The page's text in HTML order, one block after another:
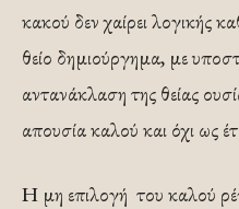
κακού δεν χαίρει λογικής
θείο δημιούργημα, με
αντανάκλαση της θείας
απουσία καλού και όχι ως
Η μη επιλογή του καλού